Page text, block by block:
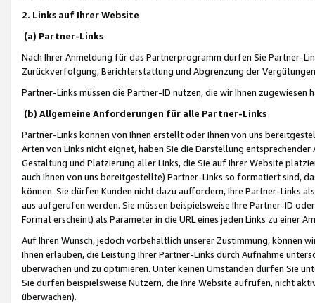
2. Links auf Ihrer Website
(a) Partner-Links
Nach Ihrer Anmeldung für das Partnerprogramm dürfen Sie Partner-
Zurückverfolgung, Berichterstattung und Abgrenzung der
Partner-Links müssen die Partner-ID nutzen, die wir Ihnen zugewiesen
(b) Allgemeine Anforderungen für alle Partner-Links
Partner-Links können von Ihnen erstellt oder Ihnen von uns
Arten von Links nicht eignet, haben Sie die Darstellung
Gestaltung und Platzierung aller Links, die Sie auf Ihrer Website
auch Ihnen von uns bereitgestellte) Partner-Links so formatiert sind,
können. Sie dürfen Kunden nicht dazu auffordern, Ihre Partner-Links
aus aufgerufen werden. Sie müssen beispielsweise Ihre Partner-ID
Format erscheint) als Parameter in die URL eines jeden Links zu einer
Auf Ihren Wunsch, jedoch vorbehaltlich unserer Zustimmung, können
Ihnen erlauben, die Leistung Ihrer Partner-Links durch Aufnahme
überwachen und zu optimieren. Unter keinen Umständen dürfen Sie
Sie dürfen beispielsweise Nutzern, die Ihre Website aufrufen, nicht
überwachen).